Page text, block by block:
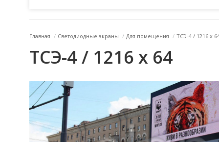
Главная / Светодиодные экраны / Для помещения / ТСЭ-4 / 1216 x
ТСЭ-4 / 1216 x 64